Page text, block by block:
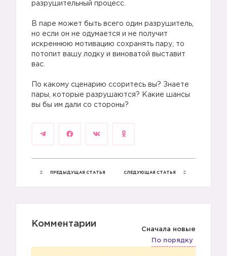
разрушительный процесс.
В паре может быть всего один разрушитель,
но если он не одумается и не получит
искреннюю мотивацию сохранять пару, то
потопит вашу лодку и виноватой выставит
вас.
По какому сценарию ссоритесь вы? Знаете
пары, которые разрушаются? Какие шансы
вы бы им дали со стороны?
ПРЕДЫДУЩАЯ СТАТЬЯ СЛЕДУЮЩАЯ СТАТЬЯ
Комментарии
Сначала новые
По порядку